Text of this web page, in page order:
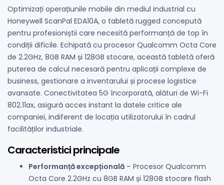
Optimizați operațiunile mobile din mediul industrial cu
Honeywell ScanPal EDA10A, o tabletă rugged concepută
pentru profesioniștii care necesită performanță de top în
condiții dificile. Echipată cu procesor Qualcomm Octa Core
de 2.2GHz, 8GB RAM și 128GB stocare, această tabletă oferă
puterea de calcul necesară pentru aplicații complexe de
business, gestionare a inventarului și procese logistice
avansate. Conectivitatea 5G încorporată, alături de Wi-Fi
802.11ax, asigură acces instant la datele critice ale
companiei, indiferent de locația utilizatorului în cadrul
facilităților industriale.
Caracteristici principale
Performanță excepțională – Procesor Qualcomm
Octa Core 2.2GHz cu 8GB RAM și 128GB stocare flash